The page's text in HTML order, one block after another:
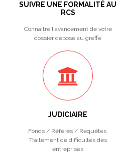
SUIVRE UNE FORMALITÉ AU
RCS
Connaitre l'avancement de votre
dossier déposé au greffe
JUDICIAIRE
Fonds / Référés / Requêtes.
Traitement de difficultés des
entreprises